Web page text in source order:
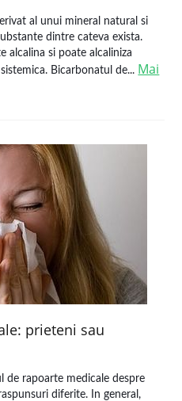
al unui mineral natural si
dintre cateva exista.
alcalina si poate alcaliniza
Bicarbonatul de... Mai
prieteni sau
de rapoarte medicale despre
diferite. In general,